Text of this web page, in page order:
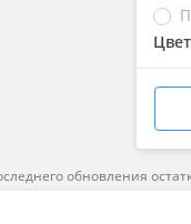
Цвет
обновления